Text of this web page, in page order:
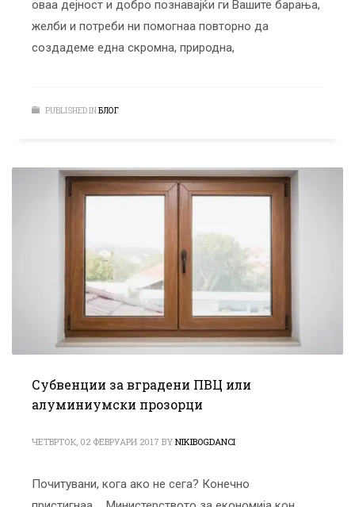
оваа дејност и добро познавајќи ги Вашите барања,
желби и потреби ни помогнаa повторно да
создадеме една скромна, природна,
PUBLISHED INБЛОГ
Субвенции за вградени ПВЦ или
алуминиумски прозорци
ЧЕТВРТОК, 02 ФЕВРУАРИ 2017 BY NIKIBOGDANCI
Почитувани, кога ако не сега? Конечно